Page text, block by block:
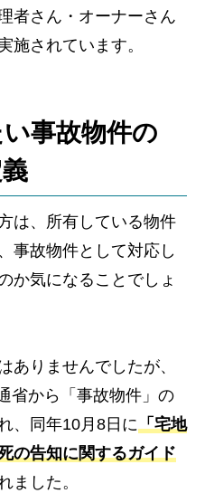
者さん・オーナーさん
施されています。
事故物件の
は、所有している物件
事故物件として対応し
か気になることでしょ
ありませんでしたが、
省から「事故物件」の
、同年10月8日に「宅地
の告知に関するガイド
ました。